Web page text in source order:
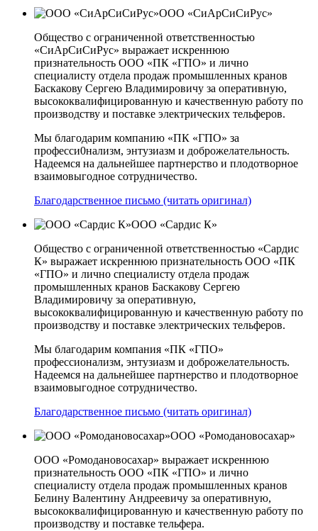
ООО «СиАрСиСиРус»
Общество с ограниченной ответственностью
«СиАрСиСиРус» выражает искреннюю
признательность ООО «ПК «ГПО» и лично
специалисту отдела продаж промышленных кранов
Баскакову Сергею Владимировичу за оперативную,
высококвалифицированную и качественную работу по
производству и поставке электрических тельферов.
Мы благодарим компанию «ПК «ГПО» за
професси0нализм, энтузиазм и доброжелательность.
Надеемся на дальнейшее партнерство и плодотворное
взаимовыгодное сотрудничество.
Благодарственное письмо (читать оригинал)
ООО «Сардис К»
Общество с ограниченной ответственностью «Сардис
К» выражает искреннюю признательность ООО «ПК
«ГПО» и лично специалисту отдела продаж
промышленных кранов Баскакову Сергею
Владимировичу за оперативную,
высококвалифицированную и качественную работу по
производству и поставке электрических тельферов.
Мы благодарим компания «ПК «ГПО»
профессионализм, энтузиазм и доброжелательность.
Надеемся на дальнейшее партнерство и плодотворное
взаимовыгодное сотрудничество.
Благодарственное письмо (читать оригинал)
ООО «Ромодановосахар»
ООО «Ромодановосахар» выражает искреннюю
признательность ООО «ПК «ГПО» и лично
специалисту отдела продаж промышленных кранов
Белину Валентину Андреевичу за оперативную,
высококвалифицированную и качественную работу по
производству и поставке тельфера.